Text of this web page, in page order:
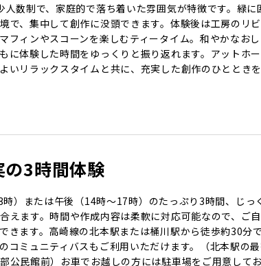
人数制で、家庭的で落ち着いた雰囲気が特徴です。緑に
で、集中して創作に没頭できます。体験後は工房のリ
フィンやスコーンを楽しむティータイム。和やかなおし
に体験した時間をゆっくりと振り返れます。アットホ
いリラックスタイムと共に、充実した創作のひととき
の3時間体験
）または午後（14時～17時）のたっぷり3時間、じっ
えます。時間や作成内容は柔軟に対応可能なので、ご
きます。高崎線の北本駅または桶川駅から徒歩約30分で
コミュニティバスもご利用いただけます。（北本駅の
公民館前）お車でお越しの方には駐車場をご用意してお